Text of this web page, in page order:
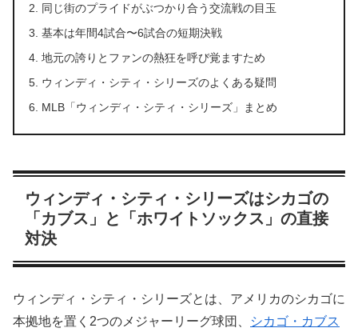
同じ街のプライドがぶつかり合う交流戦の目玉
基本は年間4試合〜6試合の短期決戦
地元の誇りとファンの熱狂を呼び覚ますため
ウィンディ・シティ・シリーズのよくある疑問
MLB「ウィンディ・シティ・シリーズ」まとめ
ウィンディ・シティ・シリーズはシカゴの
「カブス」と「ホワイトソックス」の直接
対決
ウィンディ・シティ・シリーズとは、アメリカのシカゴに
本拠地を置く2つのメジャーリーグ球団、
シカゴ・カブス